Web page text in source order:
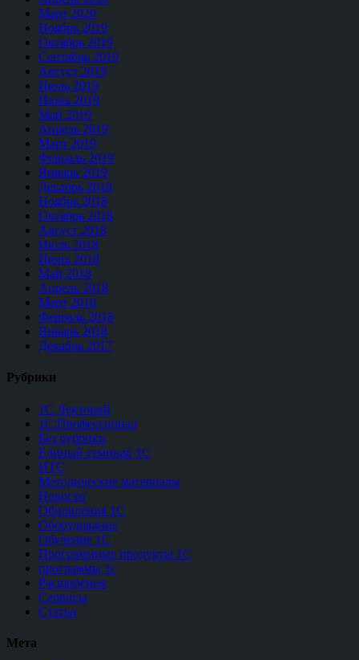
Март 2020
Ноябрь 2019
Октябрь 2019
Сентябрь 2019
Август 2019
Июль 2019
Июнь 2019
Май 2019
Апрель 2019
Март 2019
Февраль 2019
Январь 2019
Декабрь 2018
Ноябрь 2018
Октябрь 2018
Август 2018
Июль 2018
Июнь 2018
Май 2018
Апрель 2018
Март 2018
Февраль 2018
Январь 2018
Декабрь 2017
Рубрики
1С Лекторий
1С:Профессионал
Без рубрики
Единый семинар 1С
ИТС
Методические материалы
Новости
Обновления 1С
Оборудование
Обучение 1С
Программные продукты 1С
программы 1с
Расширения
Сервисы
Статьи
Мета